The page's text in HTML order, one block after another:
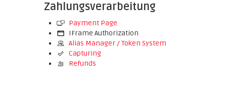
Zahlungsverarbeitung
Payment Page
IFrame Authorization
Alias Manager / Token System
Capturing
Refunds